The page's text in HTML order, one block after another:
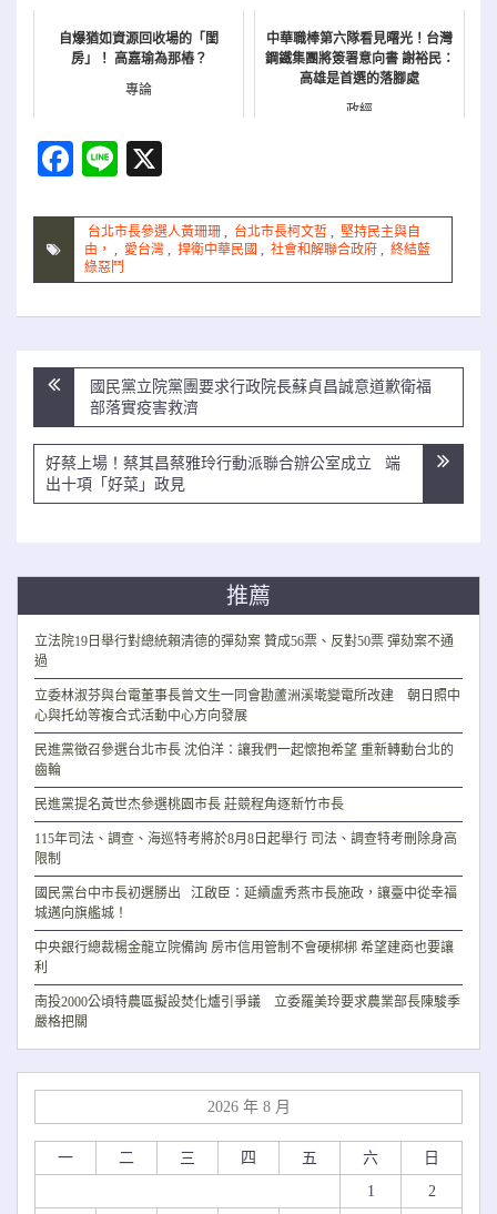
自爆猶如資源回收場的「閨
房」！ 高嘉瑜為那樁？
專論
中華職棒第六隊看見曙光！台灣
鋼鐵集團將簽署意向書 謝裕民：
高雄是首選的落腳處
政經
Facebook
Line
台北市長參選人黃珊珊 , 台北市長柯文哲 , 堅持民主與自
由， , 愛台灣 , 捍衛中華民國 , 社會和解聯合政府 , 終結藍
綠惡鬥
文
導
覽
國民黨立院黨團要求行政院長蘇貞昌誠意道歉衛福
部落實疫害救濟
好蔡上場！蔡其昌蔡雅玲行動派聯合辦公室成立 端
出十項「好菜」政見
推薦
立法院19日舉行對總統賴清德的彈劾案 贊成56票、反對50票 彈劾案不通
過
立委林淑芬與台電董事長曾文生一同會勘蘆洲溪墘變電所改建 朝日照中
心與托幼等複合式活動中心方向發展
民進黨徵召參選台北市長 沈伯洋：讓我們一起懷抱希望 重新轉動台北的
齒輪
民進黨提名黃世杰參選桃園市長 莊競程角逐新竹市長
115年司法、調查、海巡特考將於8月8日起舉行 司法、調查特考刪除身高
限制
國民黨台中市長初選勝出 江啟臣：延續盧秀燕市長施政，讓臺中從幸福
城邁向旗艦城！
中央銀行總裁楊金龍立院備詢 房市信用管制不會硬梆梆 希望建商也要讓
利
南投2000公頃特農區擬設焚化爐引爭議 立委羅美玲要求農業部長陳駿季
嚴格把關
2026 年 8 月
一 二 三 四 五 六
日
1
2